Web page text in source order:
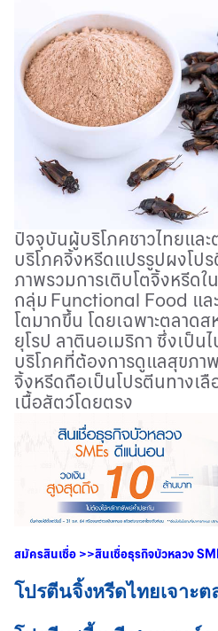
ปัจจุบันผู้บริโภคชาวไทยและ
บริโภคจิ้งหรีดแปรรูปผงโป
ภาพรวมการเติบโตจิ้งหรีดใ
กลุ่ม Functional Food และ
โตมากขึ้น โดยเฉพาะตลาด
ยุโรป ลาตินอเมริกา ซึ่งเป็น
บริโภคที่ต้องการดูแลสุขภา
จิ้งหรีดถือเป็นโปรตีนทางเลื
เนื้อสัตว์โดยตรง
สมัครสินเชื่อ >>สินเชื่อธุรกิจบัวหลวง
โปรตีนจิ้งหรีดไทยเจาะต